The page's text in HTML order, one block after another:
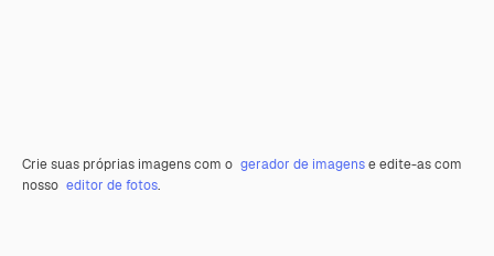
Crie suas próprias imagens com o gerador de imagense edite-as com
nosso editor de fotos.